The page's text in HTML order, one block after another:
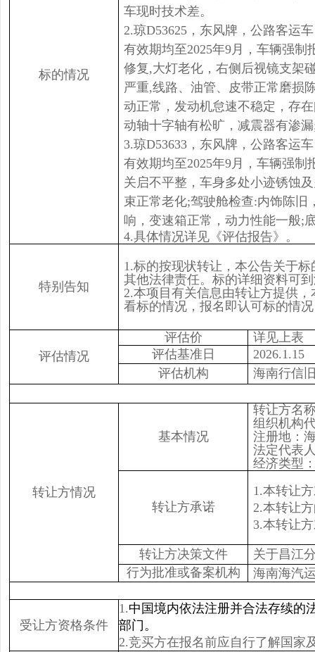
标的情况
车现时技术差。
2.琼D53625，东风牌，公路客运
有效期均至2025年9月，车辆强
修复,大灯老化，右侧后视镜支架
严重,线路、油管、皮带正常磨损
动正常，发动机怠速不稳定，存
动轴十字轴有松旷，减震器有渗
3.琼D53633，东风牌，公路客运
有效期均至2025年9月，车辆强
关启不平整，车身多处小迹锈蚀
束正常老化;驾驶舱检查:内饰陈
响，变速箱正常，动力性能一般;
4.具体情况详见《评估报告》。
特别告知
1.标的按现状转让，本公告关于
其他法律责任。标的详细资料可
2.本项目有关信息由转让方提供
看标的情况，报名即认可标的情
评估情况
评估价
详见上表
评估基准日
2026.1.15
评估机构
海南行信
转让方情况
基本情况
转让方名
组织机构
注册地：
法定代表
经济类型
转让方承诺
1.本转让
2.本转让
3.本转让
转让方决策文件
关于昌江
行为批准或备案机构
海南海汽
受让方资格条件
1.中国境内依法注册并合法存续的
部门。
2.竞买方在报名前应自行了解国家